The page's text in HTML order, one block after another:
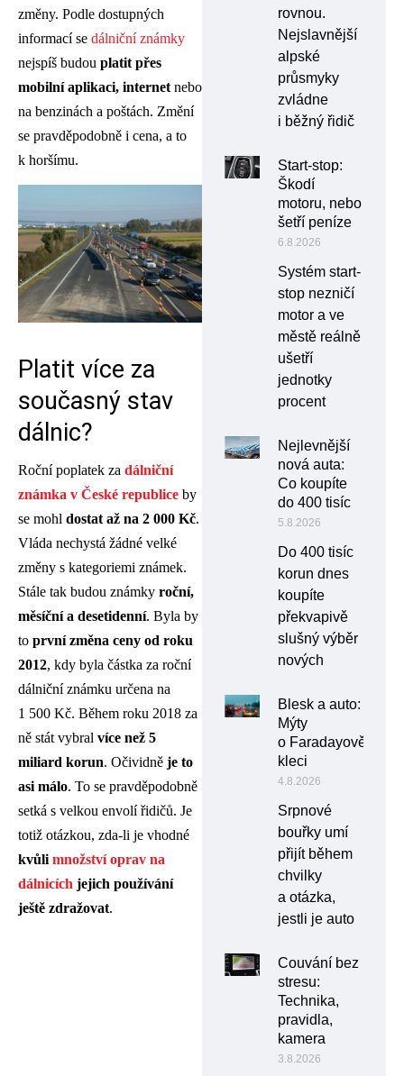
změny. Podle dostupných
informací se dálniční známky
nejspíš budou platit přes
mobilní aplikaci, internet nebo
na benzinách a poštách. Změní
se pravděpodobně i cena, a to
k horšímu.
Platit více za
současný stav
dálnic?
Roční poplatek za dálniční
známka v České republice by
se mohl dostat až na 2 000 Kč.
Vláda nechystá žádné velké
změny s kategoriemi známek.
Stále tak budou známky roční,
měsíční a desetidenní. Byla by
to první změna ceny od roku
2012, kdy byla částka za roční
dálniční známku určena na
1 500 Kč. Během roku 2018 za
ně stát vybral více než 5
miliard korun. Očividně je to
asi málo. To se pravděpodobně
setká s velkou envolí řidičů. Je
totiž otázkou, zda-li je vhodné
kvůli množství oprav na
dálnicích jejich používání
ještě zdražovat.
rovnou.
Nejslavnější
alpské
průsmyky
zvládne
i běžný řidič
Start-stop:
Škodí
motoru, nebo
šetří peníze
6.8.2026
Systém start-
stop nezničí
motor a ve
městě reálně
ušetří
jednotky
procent
Nejlevnější
nová auta:
Co koupíte
do 400 tisíc
5.8.2026
Do 400 tisíc
korun dnes
koupíte
překvapivě
slušný výběr
nových
Blesk a auto:
Mýty
o Faradayově
kleci
4.8.2026
Srpnové
bouřky umí
přijít během
chvilky
a otázka,
jestli je auto
Couvání bez
stresu:
Technika,
pravidla,
kamera
3.8.2026